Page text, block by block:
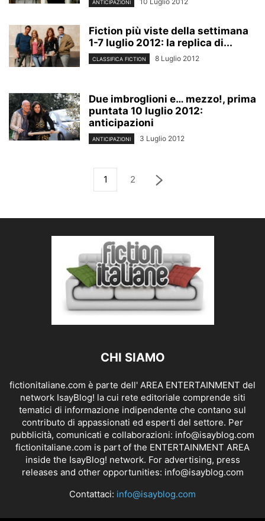
ANTICIPAZIONI
Fiction più viste della settimana
1-7 luglio 2012: la replica di...
CLASSIFICA FICTION 8 Luglio 2012
Due imbroglioni e… mezzo!, prima
puntata 10 luglio 2012:
anticipazioni
ANTICIPAZIONI 3 Luglio 2012
1 2
CHI SIAMO
fictionitaliane.com è parte dell' AREA ENTERTAINMENT del
network IsayBlog! la cui rete editoriale comprende siti
tematici di informazione indipendente che contano sul
contributo di appassionati ed esperti del settore. Per
pubblicità, comunicati e collaborazioni: info@isayblog.com
fictionitaliane.com is part of the ENTERTAINMENT AREA
inside the IsayBlog! network. For advertising, press
releases and other opportunities: info@isayblog.com
Contattaci: info@isayblog.com